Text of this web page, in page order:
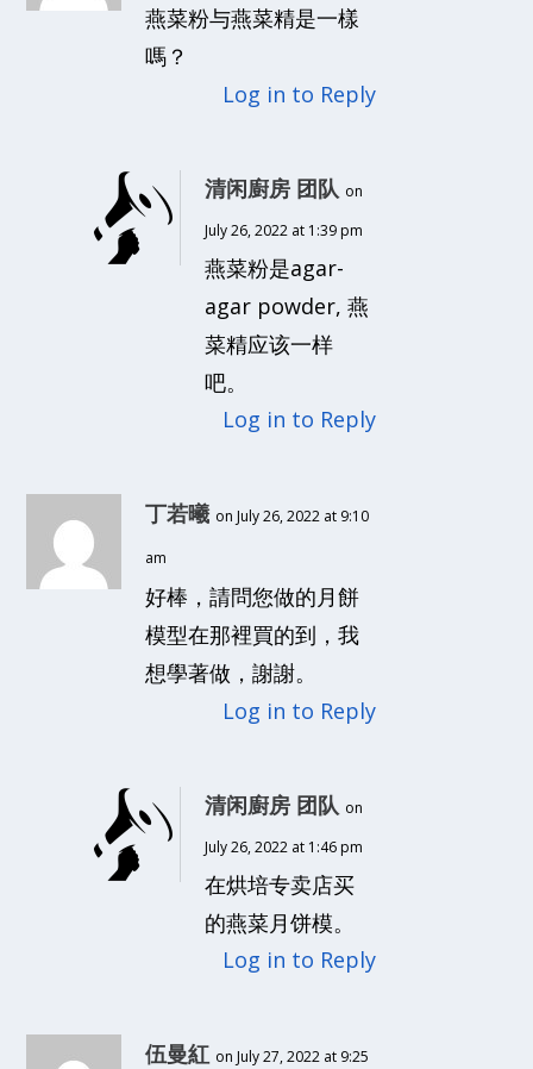
燕菜粉与燕菜精是一樣
嗎？
Log in to Reply
清闲廚房 团队 on
July 26, 2022 at 1:39 pm
燕菜粉是agar-
agar powder, 燕
菜精应该一样
吧。
Log in to Reply
丁若曦 on July 26, 2022 at 9:10
am
好棒，請問您做的月餅
模型在那裡買的到，我
想學著做，謝謝。
Log in to Reply
清闲廚房 团队 on
July 26, 2022 at 1:46 pm
在烘培专卖店买
的燕菜月饼模。
Log in to Reply
伍曼紅 on July 27, 2022 at 9:25